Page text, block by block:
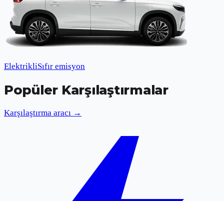
ElektrikliSıfır emisyon
Popüler Karşılaştırmalar
Karşılaştırma aracı →